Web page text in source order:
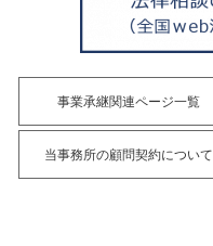
事業承継関連ページ一覧
当事務所の顧問契約について